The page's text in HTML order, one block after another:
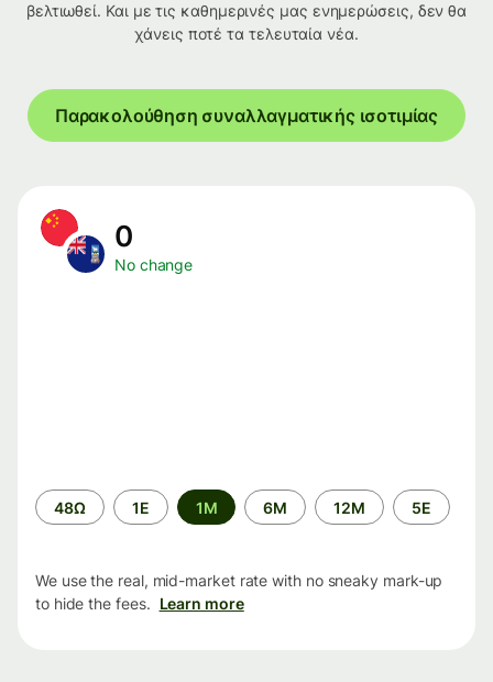
βελτιωθεί. Και με τις καθημερινές μας ενημερώσεις, δεν θα
χάνεις ποτέ τα τελευταία νέα.
Παρακολούθηση συναλλαγματικής ισοτιμίας
0
No change
Time
period
48Ω 1Ε 1M 6M 12M 5Ε
We use the real, mid-market rate with no sneaky mark-up
to hide the fees. Learn more